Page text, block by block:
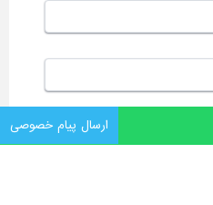
ارسال پیام خصوصی